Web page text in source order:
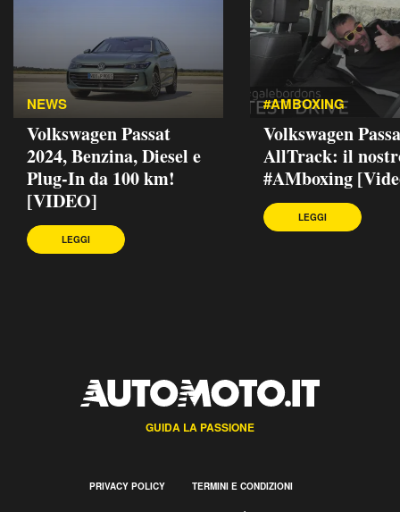
NEWS
Volkswagen Passat
2024, Benzina, Diesel e
Plug-In da 100 km!
[VIDEO]
LEGGI
#AMBOXING
Volkswagen
AllTrack: il
#AMboxing
LEGGI
GUIDA LA PASSIONE
PRIVACY POLICY TERMINI E CONDIZIONI